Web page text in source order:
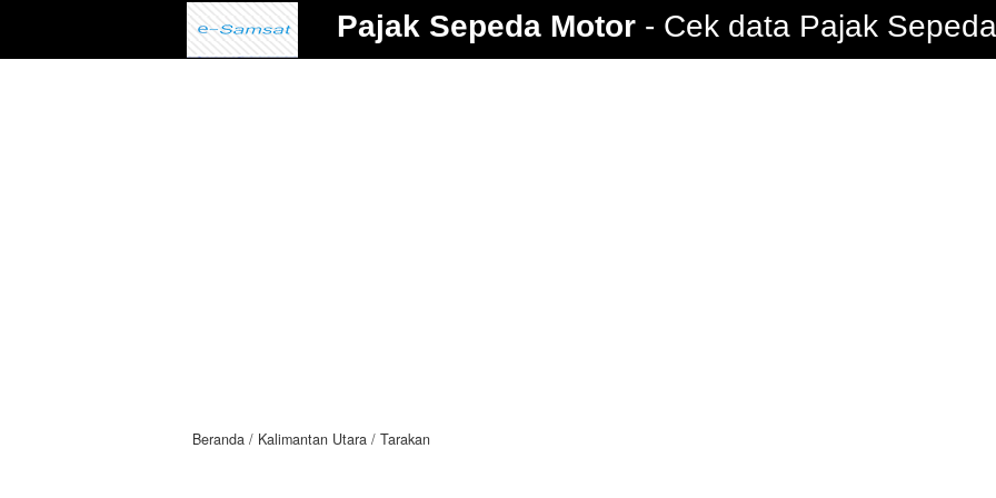
Pajak Sepeda Motor Cek data Pajak
Beranda Kalimantan Utara Tarakan